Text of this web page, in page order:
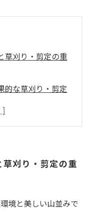
草刈り・剪定の重
的な草刈り・剪定
管理と今後の展望
刈り・剪定の重
境と美しい山並みで